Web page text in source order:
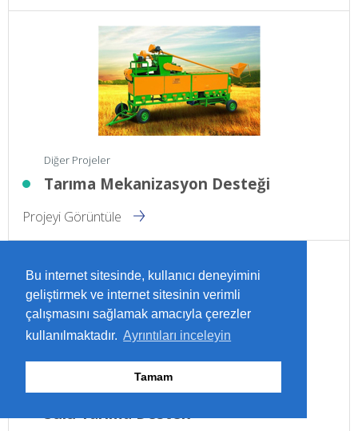
Bu internet sitesinde, kullanıcı deneyimini
geliştirmek ve internet sitesinin verimli
çalışmasını sağlamak amacıyla çerezler
kullanılmaktadır. Ayrıntıları inceleyin
Tamam
Diğer Projeler
Tarıma Mekanizasyon Desteği
Projeyi Görüntüle
Diğer Projeler